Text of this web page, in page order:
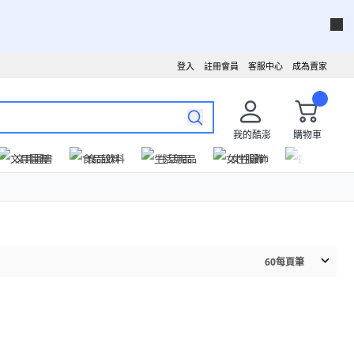
成為賣家
客服中心
註冊會員
登入
我的酷澎
購物車
文具圖書
食品飲料 生活用品 女性服飾
60每頁筆